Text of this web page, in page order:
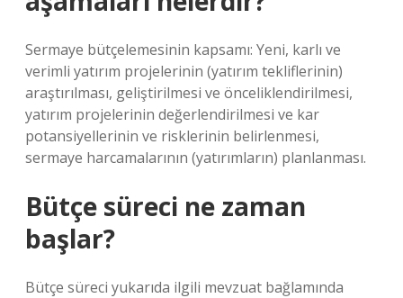
Sermaye bütçelemesinin kapsamı: Yeni, karlı ve
verimli yatırım projelerinin (yatırım tekliflerinin)
araştırılması, geliştirilmesi ve önceliklendirilmesi,
yatırım projelerinin değerlendirilmesi ve kar
potansiyellerinin ve risklerinin belirlenmesi,
sermaye harcamalarının (yatırımların) planlanması.
Bütçe süreci ne zaman
başlar?
Bütçe süreci yukarıda ilgili mevzuat bağlamında